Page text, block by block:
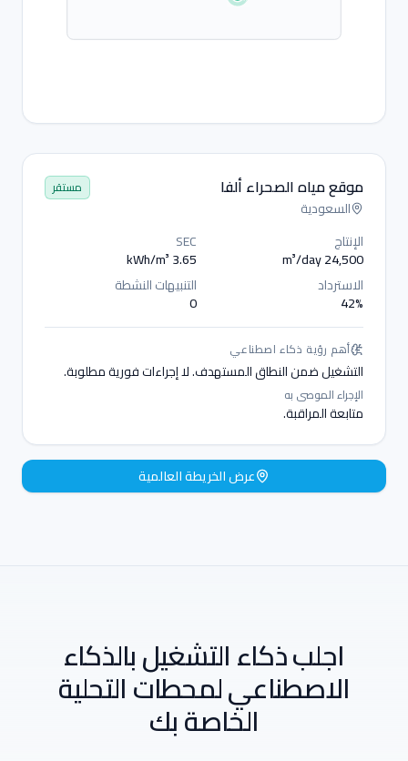
موقع مياه الصحراء ألفا
السعودية
مستقر
الإنتاج
24,500
SEC
3.65
الاسترداد
42%
التنبيهات النشطة
0
أهم رؤية ذكاء اصطناعي
التشغيل ضمن النطاق المستهدف. لا إجراءات فورية مطلوبة.
الإجراء الموصى به
متابعة المراقبة.
عرض الخريطة العالمية
اجلب ذكاء التشغيل بالذكاء
الاصطناعي لمحطات التحلية
الخاصة بك